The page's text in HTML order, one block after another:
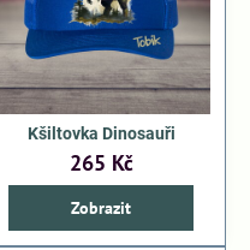
Kšiltovka Dinosauři
265 Kč
Zobrazit